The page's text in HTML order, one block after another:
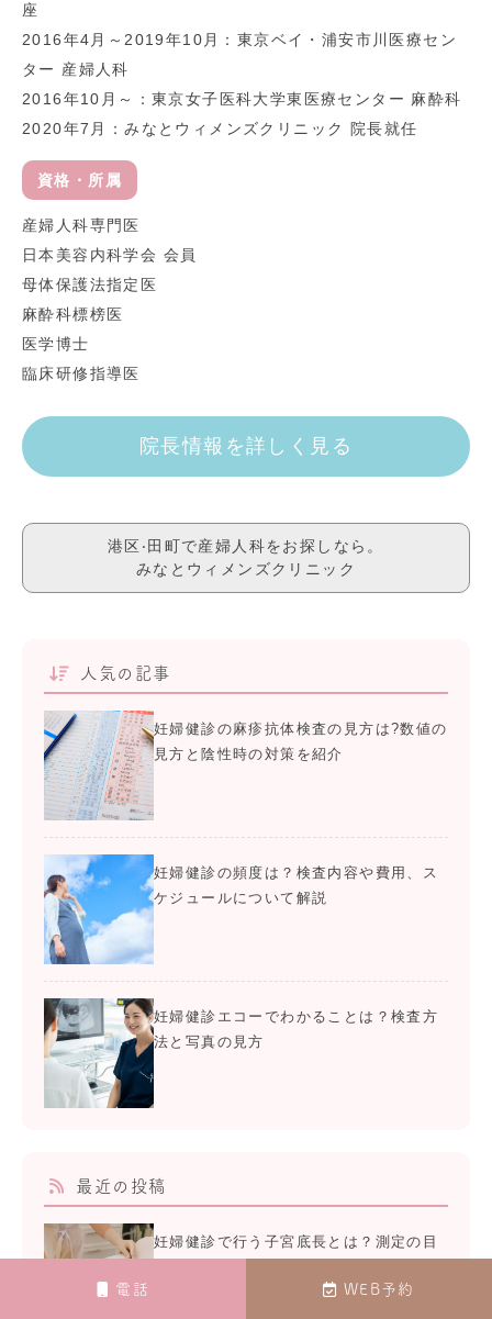
電話 WEB予約
座
2016年4月～2019年10月：東京ベイ・浦安市川医療セン
ター 産婦人科
2016年10月～：東京女子医科大学東医療センター 麻酔科
2020年7月：みなとウィメンズクリニック 院長就任
資格・所属
産婦人科専門医
日本美容内科学会 会員
母体保護法指定医
麻酔科標榜医
医学博士
臨床研修指導医
院長情報を詳しく見る
港区‧田町で産婦人科をお探しなら。
みなとウィメンズクリニック
人気の記事
妊婦健診の麻疹抗体検査の見方は?数値の
見方と陰性時の対策を紹介
妊婦健診の頻度は？検査内容や費用、ス
ケジュールについて解説
妊婦健診エコーでわかることは？検査方
法と写真の見方
最近の投稿
妊婦健診で行う子宮底長とは？測定の目